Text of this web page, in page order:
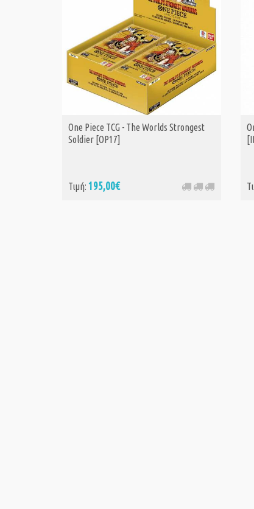
One Piece TCG - The Worlds Strongest
Soldier [OP17]
Τιμή: 195,00€